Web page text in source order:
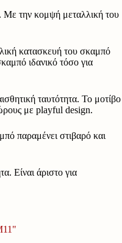
Με την κομψή μεταλλική του
κατασκευή του σκαμπό
ιδανικό τόσο για
ταυτότητα. Το μοτίβο
με playful design.
παραμένει στιβαρό και
Είναι άριστο για